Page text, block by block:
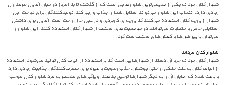
شلوار کتان مردانه یکی از قدیمی‌ترین شلوارهایی است که از گذشته تا به امروز در میان آقایان طرفداران
زیادی دارد. انتخاب این شلوار می‌تواند استایل شما را جذاب و زیبا کند. تولیدکنندگان برای دوخت این
شلوار از پارچه کتان استفاده می‌کنند که پارچه‌ای کاربردی و در عین حال راحت است. آقایان برای داشتن
استایلی خاص و متفاوت می‌توانند در موقعیت‌های مختلف از شلوار کتان استفاده کنند. این شلوار را
می‌توان با پیراهن‌ها و کفش‌های مختلف ست کرد.
شلوار‌ کتان مردانه
شلوار کتان مردانه جزو آن دسته از شلوارهایی است که با استفاده از الیاف کتان تولید می‌شود. استفاده
از الیاف کتان به علت خنکی، راحتی پوشش، جذب رطوبت و غیره برای مصرف‌کنندگان جذابیت زیادی دارد
و باعث شده که آقایان آن را به دیگر شلوارها ترجیح بدهند. ویژگی‌های منحصر به فرد شلوار کتان موجب